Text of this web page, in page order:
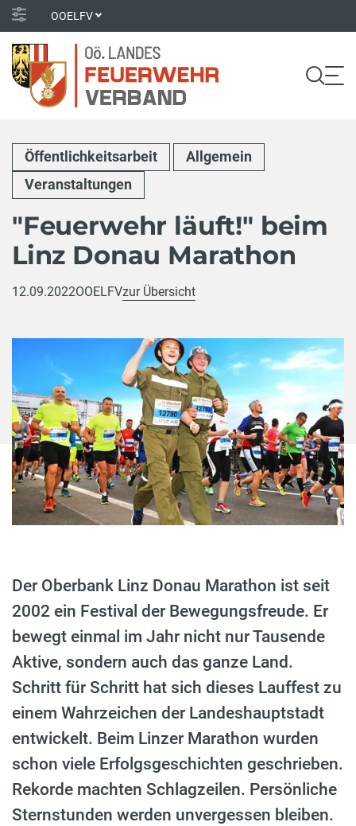
OOELFV
Öffentlichkeitsarbeit
Allgemein
Veranstaltungen
"Feuerwehr läuft!" beim
Linz Donau Marathon
12.09.2022OOELFVzur Übersicht
Der Oberbank Linz Donau Marathon ist seit
2002 ein Festival der Bewegungsfreude. Er
bewegt einmal im Jahr nicht nur Tausende
Aktive, sondern auch das ganze Land.
Schritt für Schritt hat sich dieses Lauffest zu
einem Wahrzeichen der Landeshauptstadt
entwickelt. Beim Linzer Marathon wurden
schon viele Erfolgsgeschichten geschrieben.
Rekorde machten Schlagzeilen. Persönliche
Sternstunden werden unvergessen bleiben.